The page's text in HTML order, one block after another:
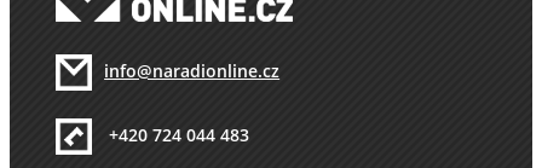
info@naradionline.cz
+420 724 044 483